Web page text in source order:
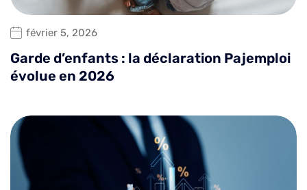
février 5, 2026
Garde d’enfants : la déclaration Pajemploi
évolue en 2026